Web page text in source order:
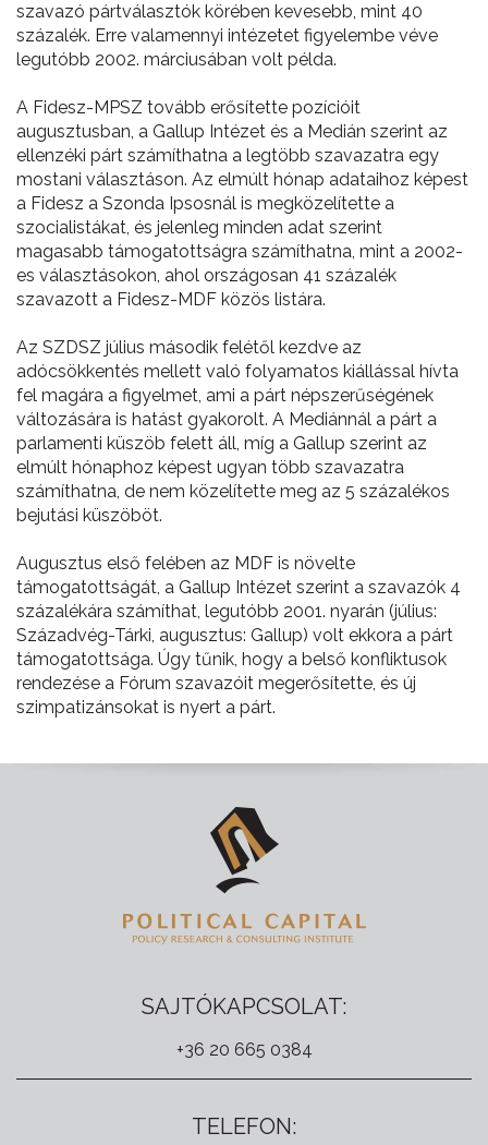
szavazó pártválasztók körében kevesebb, mint 40
százalék. Erre valamennyi intézetet figyelembe véve
legutóbb 2002. márciusában volt példa.
A Fidesz-MPSZ tovább erősítette pozícióit
augusztusban, a Gallup Intézet és a Medián szerint az
ellenzéki párt számíthatna a legtöbb szavazatra egy
mostani választáson. Az elmúlt hónap adataihoz képest
a Fidesz a Szonda Ipsosnál is megközelítette a
szocialistákat, és jelenleg minden adat szerint
magasabb támogatottságra számíthatna, mint a 2002-
es választásokon, ahol országosan 41 százalék
szavazott a Fidesz-MDF közös listára.
Az SZDSZ július második felétől kezdve az
adócsökkentés mellett való folyamatos kiállással hívta
fel magára a figyelmet, ami a párt népszerűségének
változására is hatást gyakorolt. A Mediánnál a párt a
parlamenti küszöb felett áll, míg a Gallup szerint az
elmúlt hónaphoz képest ugyan több szavazatra
számíthatna, de nem közelítette meg az 5 százalékos
bejutási küszöböt.
Augusztus első felében az MDF is növelte
támogatottságát, a Gallup Intézet szerint a szavazók 4
százalékára számíthat, legutóbb 2001. nyarán (július:
Századvég-Tárki, augusztus: Gallup) volt ekkora a párt
támogatottsága. Úgy tűnik, hogy a belső konfliktusok
rendezése a Fórum szavazóit megerősítette, és új
szimpatizánsokat is nyert a párt.
SAJTÓKAPCSOLAT:
+36 20 665 0384
TELEFON: